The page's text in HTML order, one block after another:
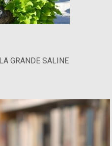
LA GRANDE SALINE